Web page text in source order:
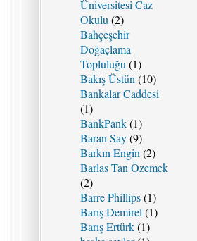
Üniversitesi Caz
Okulu (2)
Bahçeşehir
Doğaçlama
Topluluğu (1)
Bakış Üstün (10)
Bankalar Caddesi
(1)
BankPank(1)
Baran Say(9)
Barkın Engin (2)
Barlas Tan Özemek
(2)
Barre Phillips(1)
Barış Demirel (1)
Barış Ertürk(1)